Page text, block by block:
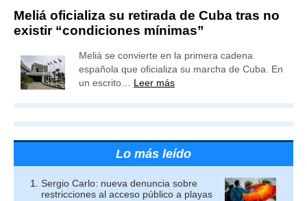
Meliá oficializa su retirada de Cuba tras no
existir “condiciones mínimas”
Meliá se convierte en la primera cadena
española que oficializa su marcha de Cuba. En
un escrito… Leer más
Lo más leído
Sergio Carlo: nueva denuncia sobre
restricciones al acceso público a playas